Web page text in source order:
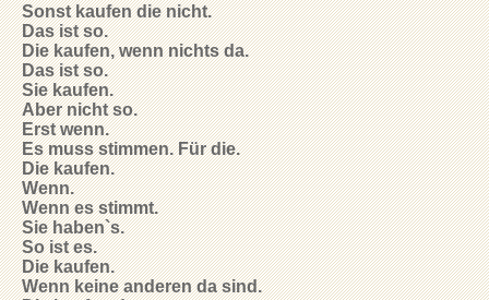
Sonst kaufen die nicht.
Das ist so.
Die kaufen, wenn nichts da.
Das ist so.
Sie kaufen.
Aber nicht so.
Erst wenn.
Es muss stimmen. Für die.
Die kaufen.
Wenn.
Wenn es stimmt.
Sie haben`s.
So ist es.
Die kaufen.
Wenn keine anderen da sind.